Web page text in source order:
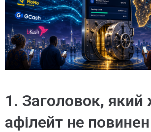
1. Заголовок,
афілейт не повинен